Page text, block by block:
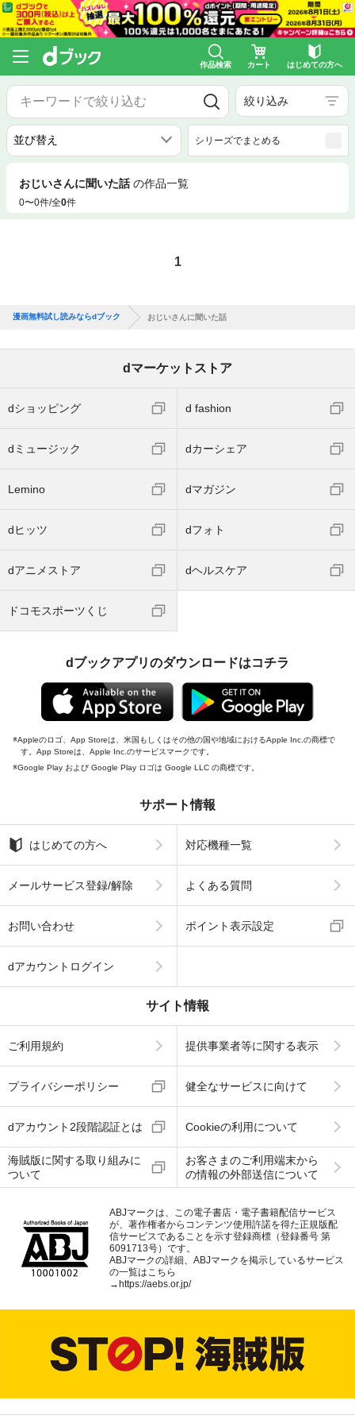
作品検索 カート はじめての方へ
絞り込み
シリーズでまとめる
おじいさんに聞いた話 の作品一覧
0〜0件/全0件
1
漫画無料試し読みならdブック おじいさんに聞いた話
dマーケットストア
dショッピング d fashion
dミュージック dカーシェア
Lemino dマガジン
dヒッツ dフォト
dアニメストア dヘルスケア
ドコモスポーツくじ
dブックアプリのダウンロードはコチラ
Appleのロゴ、App Storeは、米国もしくはその他の国や地域におけるApple Inc.の商標で
す。App Storeは、Apple Inc.のサービスマークです。
Google Play および Google Play ロゴは Google LLC の商標です。
サポート情報
はじめての方へ 対応機種一覧
メールサービス登録/解除 よくある質問
お問い合わせ ポイント表示設定
dアカウントログイン
サイト情報
ご利用規約 提供事業者等に関する表示
プライバシーポリシー 健全なサービスに向けて
dアカウント2段階認証とは Cookieの利用について
海賊版に関する取り組みに
ついて
お客さまのご利用端末から
の情報の外部送信について
ABJマークは、この電子書店・電子書籍配信サービス
が、著作権者からコンテンツ使用許諾を得た正規版配
信サービスであることを示す登録商標（登録番号 第
6091713号）です。
ABJマークの詳細、ABJマークを掲示しているサービス
の一覧はこちら
→https://aebs.or.jp/